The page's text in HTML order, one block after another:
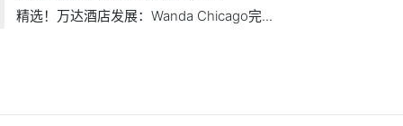
精选！万达酒店发展：Wanda Chicago完...